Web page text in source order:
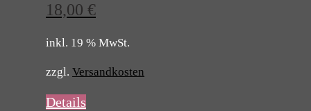
18,00 €
inkl. 19 % MwSt.
zzgl. Versandkosten
Details